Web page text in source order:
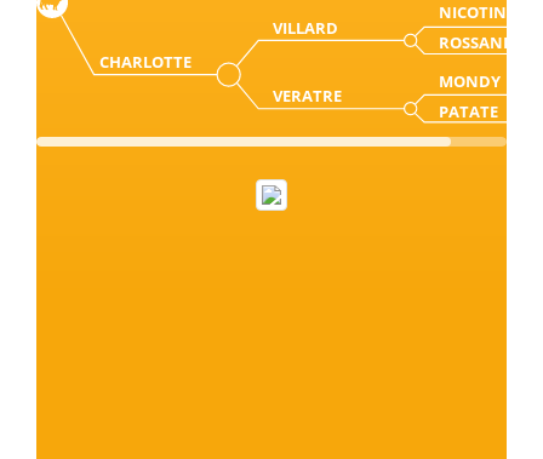
CHARLOTTE
VILLARD
NICOTIN
ROSSANE
VERATRE
MONDY
PATATE